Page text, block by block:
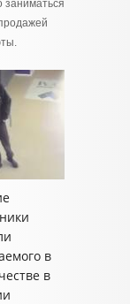
заниматься
в
в